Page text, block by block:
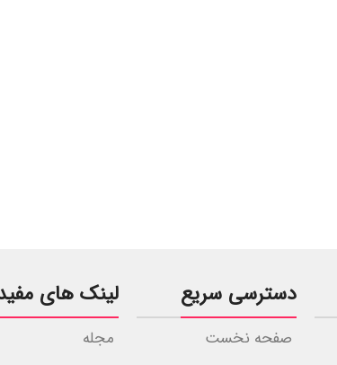
دسترسی سریع
صفحه نخست
لینک های
مجله